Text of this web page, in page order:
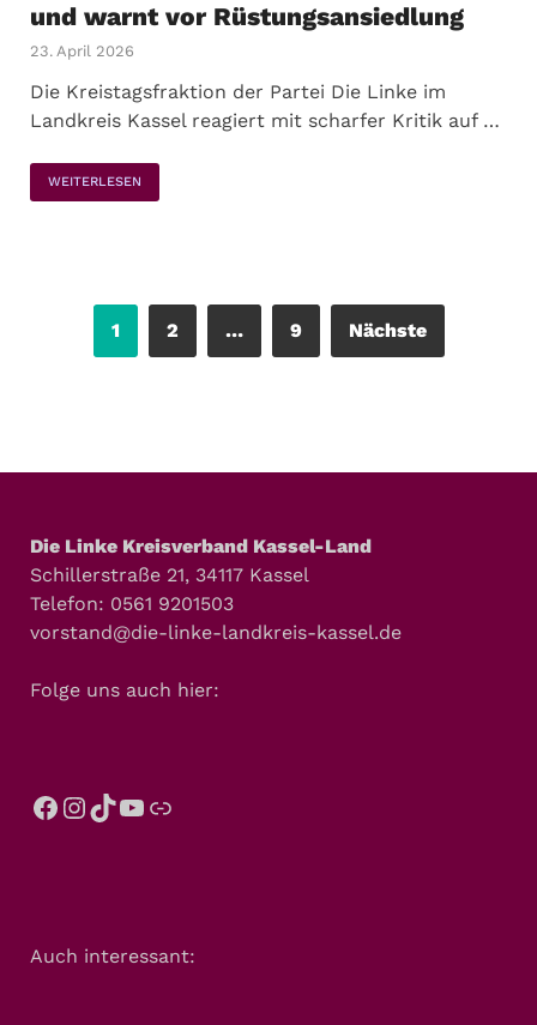
und warnt vor Rüstungsansiedlung
23. April 2026
Die Kreistagsfraktion der Partei Die Linke im
Landkreis Kassel reagiert mit scharfer Kritik auf …
WEITERLESEN
1 2 … 9 Nächste
Die Linke Kreisverband Kassel-Land
Schillerstraße 21, 34117 Kassel
Telefon: 0561 9201503
vorstand@die-linke-landkreis-kassel.de
Folge uns auch hier:
Auch interessant: